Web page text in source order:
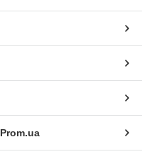
Prom.ua